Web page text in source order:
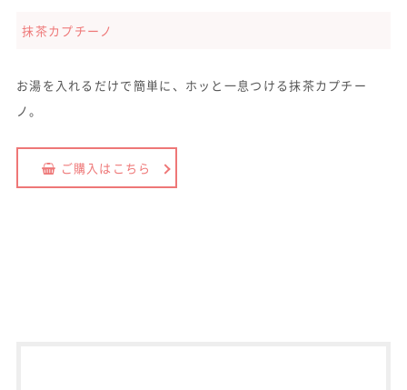
抹茶カプチーノ
お湯を入れるだけで簡単に、ホッと一息つける抹茶カプチー
ノ。
ご購入はこちら